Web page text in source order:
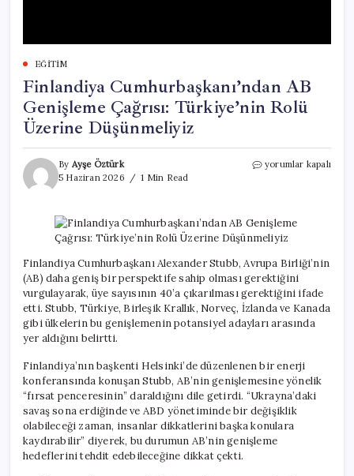
EĞITIM
Finlandiya Cumhurbaşkanı’ndan AB
Genişleme Çağrısı: Türkiye’nin Rolü
Üzerine Düşünmeliyiz
By Ayşe Öztürk
5 Haziran 2026
1 Min Read
Finlandiya
Çağrısı:
Türkiye’nin
Rolü
Üzerine
Düşünmeliyiz
için
yorumlar kapalı
Finlandiya Cumhurbaşkanı Alexander Stubb, Avrupa Birliği’nin
(AB) daha geniş bir perspektife sahip olması gerektiğini
vurgulayarak, üye sayısının 40’a çıkarılması gerektiğini ifade
etti. Stubb, Türkiye, Birleşik Krallık, Norveç, İzlanda ve Kanada
gibi ülkelerin bu genişlemenin potansiyel adayları arasında
yer aldığını belirtti.
Finlandiya’nın başkenti Helsinki’de düzenlenen bir enerji
konferansında konuşan Stubb, AB’nin genişlemesine yönelik
“fırsat penceresinin” daraldığını dile getirdi. “Ukrayna’daki
savaş sona erdiğinde ve ABD yönetiminde bir değişiklik
olabileceği zaman, insanlar dikkatlerini başka konulara
kaydırabilir” diyerek, bu durumun AB’nin genişleme
hedeflerini tehdit edebileceğine dikkat çekti.